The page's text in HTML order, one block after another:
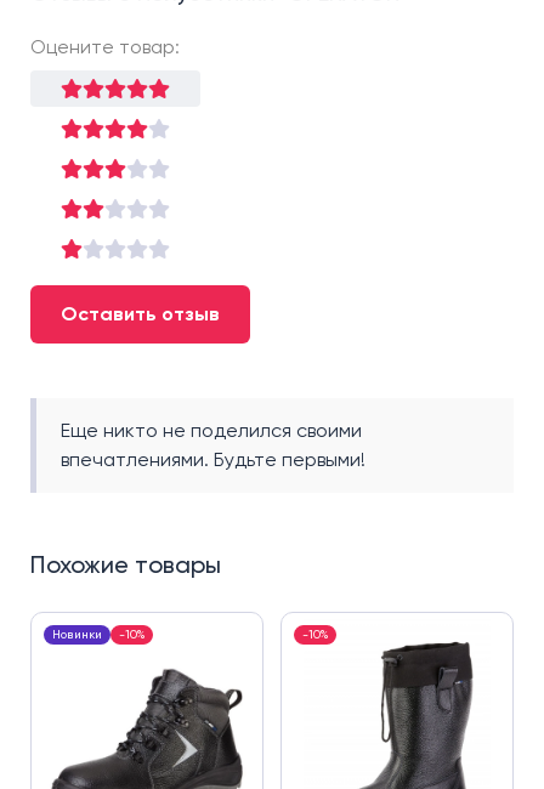
Оцените товар:
Оставить отзыв
Еще никто не поделился своими
впечатлениями. Будьте первыми!
Похожие товары
Новинки -10% -10%